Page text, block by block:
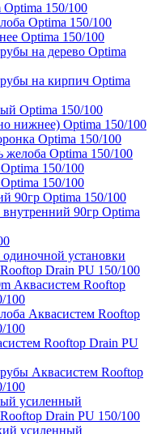
150/100
Optima 150/100
Optima 150/100
на дерево Optima
на кирпич Optima
Optima 150/100
нижнее) Optima 150/100
Optima 150/100
желоба Optima 150/100
150/100
150/100
90гр Optima 150/100
90гр Optima
установки
Drain PU 150/100
Аквасистем Rooftop
100
Аквасистем Rooftop
100
Rooftop Drain PU
Аквасистем Rooftop
100
усиленный
Drain PU 150/100
усиленный